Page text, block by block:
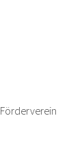
Förderverein